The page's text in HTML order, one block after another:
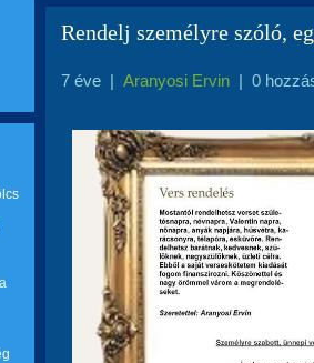
Rendelj személyre szóló,
7 éve | Aranyosi Ervin | 0